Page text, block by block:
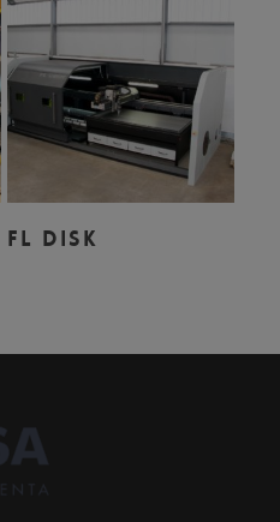
Leer Más
FL DISK